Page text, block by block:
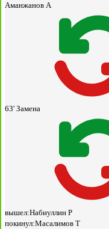
Аманжанов А
63' Замена
вышел:Набиуллин Р
покинул:Масалимов Т